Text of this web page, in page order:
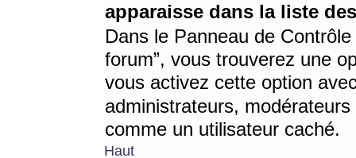
apparaisse dans la liste
Dans le Panneau de
forum”, vous trouverez une
vous activez cette option
administrateurs,
comme un utilisateur caché.
Haut